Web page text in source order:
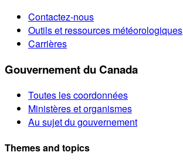
Contactez-nous
Outils et ressources météorologiques
Carrières
Gouvernement du Canada
Toutes les coordonnées
Ministères et organismes
Au sujet du gouvernement
Themes and topics